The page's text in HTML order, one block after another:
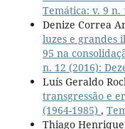
Temática: v. 9
Denize Correa
luzes e grandes
95 na
n. 12 (2016):
Luís Geraldo
transgressão e
(1964-1985) ,
Thiago Henrique